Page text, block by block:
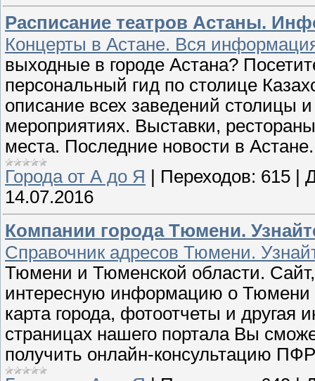
Расписание театров Астаны.
Концерты в Астане. Вся
выходные в городе Астана?
персональный гид по столице
описание всех заведений
мероприятиях. Выставки,
места. Последние новости в
Города от А до Я
Переходов: 615
14.07.2016
Компании города Тюмени.
Справочник адресов Тюмени.
Тюмени и Тюменской области.
интересную информацию о Тюмени
карта города, фотоотчеты и
страницах нашего портала Вы
получить онлайн-консультацию